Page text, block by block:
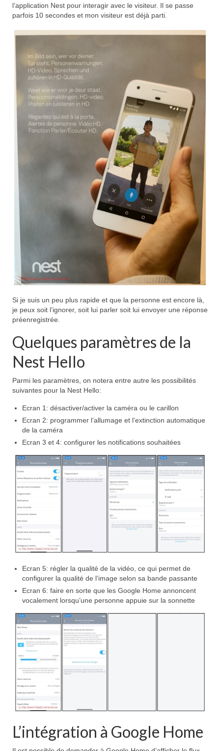
l’application Nest pour interagir avec le visiteur. Il se passe
parfois 10 secondes et mon visiteur est déjà parti.
Si je suis un peu plus rapide et que la personne est encore là,
je peux soit l’ignorer, soit lui parler soit lui envoyer une réponse
préenregistrée.
Quelques paramètres de la
Nest Hello
Parmi les paramètres, on notera entre autre les possibilités
suivantes pour la Nest Hello:
Ecran 1: désactiver/activer la caméra ou le carillon
Ecran 2: programmer l’allumage et l’extinction automatique
de la caméra
Ecran 3 et 4: configurer les notifications souhaitées
Ecran 5: régler la qualité de la vidéo, ce qui permet de
configurer la qualité de l’image selon sa bande passante
Ecran 6: faire en sorte que les Google Home annoncent
vocalement lorsqu’une personne appuie sur la sonnette
L’intégration à Google Home